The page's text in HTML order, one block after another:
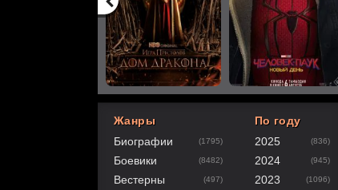
80
1 2 3 4
Жанры
Биографии
(1795)
Боевики (8482)
Вестерны (497)
По году
2025
(836)
2024 (945)
2023 (1096)